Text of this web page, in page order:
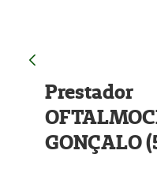
Prestador
GONÇALO